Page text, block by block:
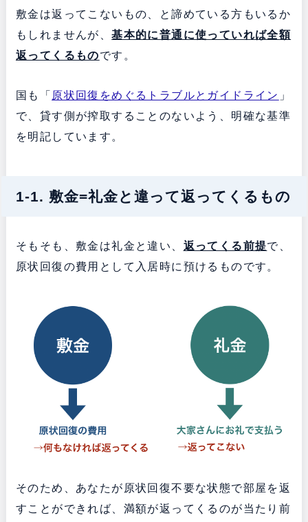
敷金は返ってこないもの、と諦めている方もいるか
もしれませんが、基本的に普通に使っていれば全額
返ってくるものです。
国も「 原状回復をめぐるトラブルとガイドライン 」
で、貸す側が搾取することのないよう、明確な基準
を明記しています。
1-1. 敷金=礼金と違って返ってくるもの
そもそも、敷金は礼金と違い、 返ってくる前提で、
原状回復の費用として入居時に預けるものです。
そのため、あなたが原状回復不要な状態で部屋を返
すことができれば、満額が返ってくるのが当たり前